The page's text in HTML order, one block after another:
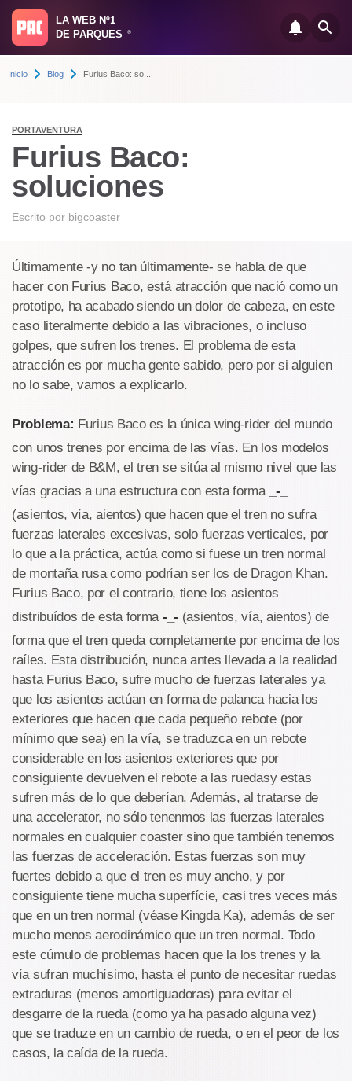
LA WEB Nº1
DE PARQUES
®
Inicio Blog Furius Baco: so...
PORTAVENTURA
Furius Baco:
soluciones
Escrito por bigcoaster
Últimamente -y no tan últimamente- se habla de que
hacer con Furius Baco, está atracción que nació como un
prototipo, ha acabado siendo un dolor de cabeza, en este
caso literalmente debido a las vibraciones, o incluso
golpes, que sufren los trenes. El problema de esta
atracción es por mucha gente sabido, pero por si alguien
no lo sabe, vamos a explicarlo.
Problema: Furius Baco es la única wing-rider del mundo
con unos trenes por encima de las vías. En los modelos
wing-rider de B&M, el tren se sitúa al mismo nivel que las
vías gracias a una estructura con esta forma
_-_
(asientos, vía, aientos) que hacen que el tren no sufra
fuerzas laterales excesivas, solo fuerzas verticales, por
lo que a la práctica, actúa como si fuese un tren normal
de montaña rusa como podrían ser los de Dragon Khan.
Furius Baco, por el contrario, tiene los asientos
distribuídos de esta forma -_- (asientos, vía, aientos) de
forma que el tren queda completamente por encima de los
raíles. Esta distribución, nunca antes llevada a la realidad
hasta Furius Baco, sufre mucho de fuerzas laterales ya
que los asientos actúan en forma de palanca hacia los
exteriores que hacen que cada pequeño rebote (por
mínimo que sea) en la vía, se traduzca en un rebote
considerable en los asientos exteriores que por
consiguiente devuelven el rebote a las ruedasy estas
sufren más de lo que deberían. Además, al tratarse de
una accelerator, no sólo tenenmos las fuerzas laterales
normales en cualquier coaster sino que también tenemos
las fuerzas de acceleración. Estas fuerzas son muy
fuertes debido a que el tren es muy ancho, y por
consiguiente tiene mucha superfície, casi tres veces más
que en un tren normal (véase Kingda Ka), además de ser
mucho menos aerodinámico que un tren normal. Todo
este cúmulo de problemas hacen que la los trenes y la
vía sufran muchísimo, hasta el punto de necesitar ruedas
extraduras (menos amortiguadoras) para evitar el
desgarre de la rueda (como ya ha pasado alguna vez)
que se traduze en un cambio de rueda, o en el peor de los
casos, la caída de la rueda.